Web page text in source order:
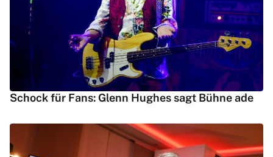
Schock für Fans: Glenn Hughes sagt Bühne ade